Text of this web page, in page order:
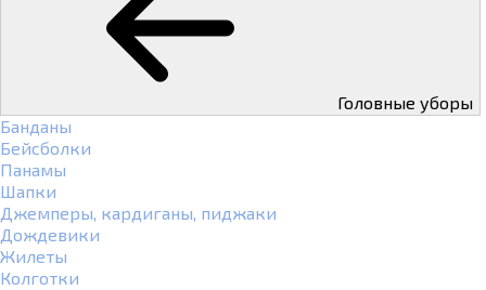
Головные уборы
Банданы
Бейсболки
Панамы
Шапки
Джемперы, кардиганы, пиджаки
Дождевики
Жилеты
Колготки